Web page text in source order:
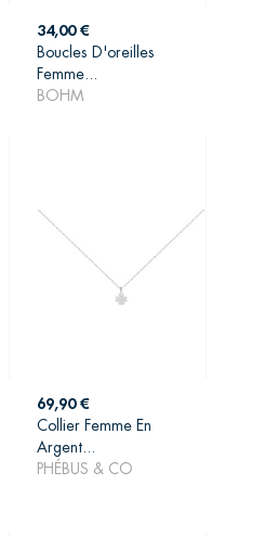
Prix
34,00 €
Boucles D'oreilles
Femme...
BOHM
AJOUTER AU
Prix
69,90 €
Collier Femme En
Argent...
PHÉBUS & CO
AJOUTER AU
PANIER